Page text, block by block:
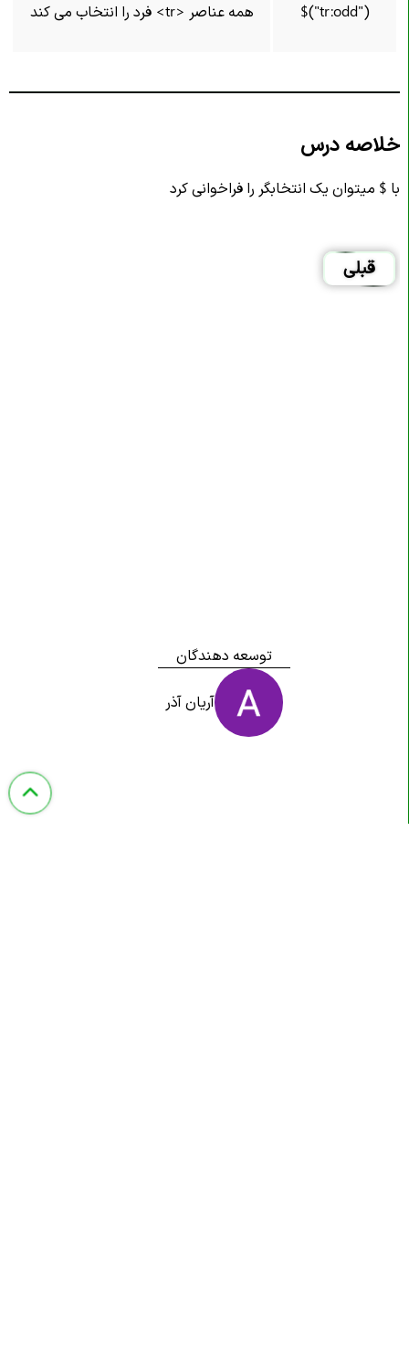
$("tr:odd") همه عناصر <tr> فرد را انتخاب می کند
خلاصه درس
با $ میتوان یک انتخابگر را فراخوانی کرد
قبلی
توسعه دهندگان
آریان آذر